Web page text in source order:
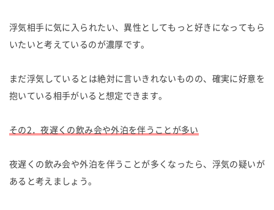
浮気相手に気に入られたい、異性としてもっと好きになってもら
いたいと考えているのが濃厚です。
まだ浮気しているとは絶対に言いきれないものの、確実に好意を
抱いている相手がいると想定できます。
その2．夜遅くの飲み会や外泊を伴うことが多い
夜遅くの飲み会や外泊を伴うことが多くなったら、浮気の疑いが
あると考えましょう。